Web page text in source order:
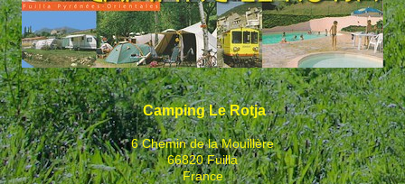
Camping Le Rotja
6 Chemin de la Mouillère
66820 Fuilla
France